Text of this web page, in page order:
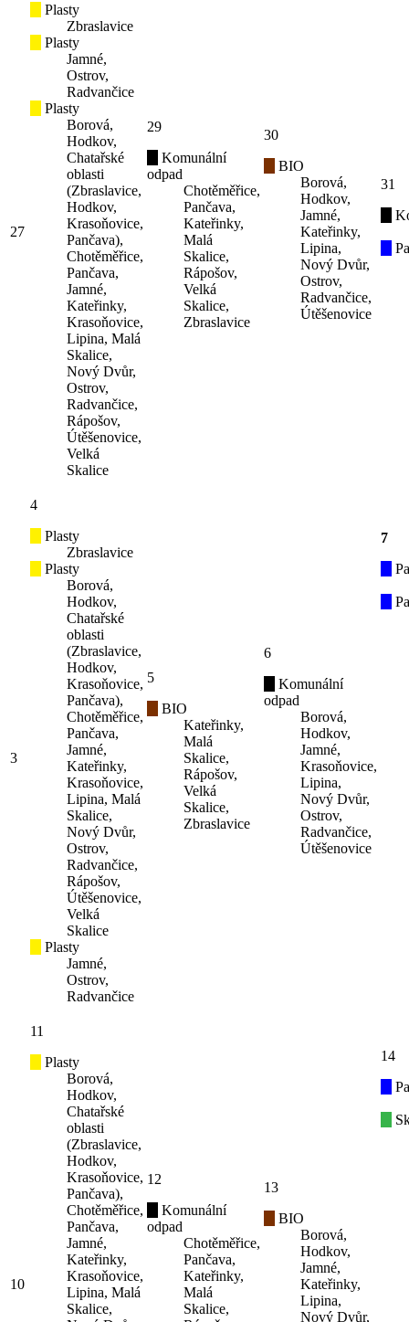
27
Plasty
Zbraslavice
Plasty
Jamné,
Ostrov,
Radvančice
Plasty
Borová,
Hodkov,
Chatařské
oblasti
(Zbraslavice,
Hodkov,
Krasoňovice,
Pančava),
Chotěměřice,
Pančava,
Jamné,
Kateřinky,
Krasoňovice,
Lipina, Malá
Skalice,
Nový Dvůr,
Ostrov,
Radvančice,
Rápošov,
Útěšenovice,
Velká
Skalice
29
Komunální
odpad
Chotěměřice,
Pančava,
Kateřinky,
Malá
Skalice,
Rápošov,
Velká
Skalice,
Zbraslavice
30
BIO
Borová,
Hodkov,
Jamné,
Kateřinky,
Lipina,
Nový Dvůr,
Ostrov,
Radvančice,
Útěšenovice
31
3
4
Plasty
Zbraslavice
Plasty
Borová,
Hodkov,
Chatařské
oblasti
(Zbraslavice,
Hodkov,
Krasoňovice,
Pančava),
Chotěměřice,
Pančava,
Jamné,
Kateřinky,
Krasoňovice,
Lipina, Malá
Skalice,
Nový Dvůr,
Ostrov,
Radvančice,
Rápošov,
Útěšenovice,
Velká
Skalice
Plasty
Jamné,
Ostrov,
Radvančice
5
BIO
Kateřinky,
Malá
Skalice,
Rápošov,
Velká
Skalice,
Zbraslavice
6
Komunální
odpad
Borová,
Hodkov,
Jamné,
Krasoňovice,
Lipina,
Nový Dvůr,
Ostrov,
Radvančice,
Útěšenovice
7
10
11
Plasty
Borová,
Hodkov,
Chatařské
oblasti
(Zbraslavice,
Hodkov,
Krasoňovice,
Pančava),
Chotěměřice,
Pančava,
Jamné,
Kateřinky,
Krasoňovice,
Lipina, Malá
Skalice,
12
Komunální
odpad
Chotěměřice,
Pančava,
Kateřinky,
Malá
Skalice,
13
BIO
Borová,
Hodkov,
Jamné,
Kateřinky,
Lipina,
Nový Dvůr,
14